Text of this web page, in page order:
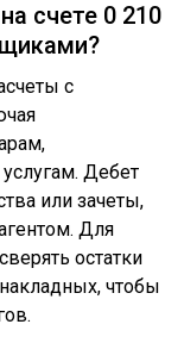
счете 0 210
с
Дебет
или зачеты,
Для
остатки
чтобы